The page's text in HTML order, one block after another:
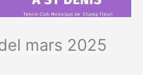
mars 2025